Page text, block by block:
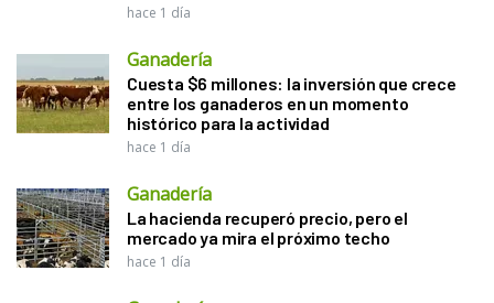
hace 1 día
Ganadería
Cuesta $6 millones: la inversión que crece
entre los ganaderos en un momento
histórico para la actividad
hace 1 día
Ganadería
La hacienda recuperó precio, pero el
mercado ya mira el próximo techo
hace 1 día